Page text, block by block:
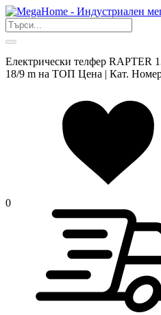
Електрически телфер RAPTER
18/9 m на ТОП Цена | Кат.
0